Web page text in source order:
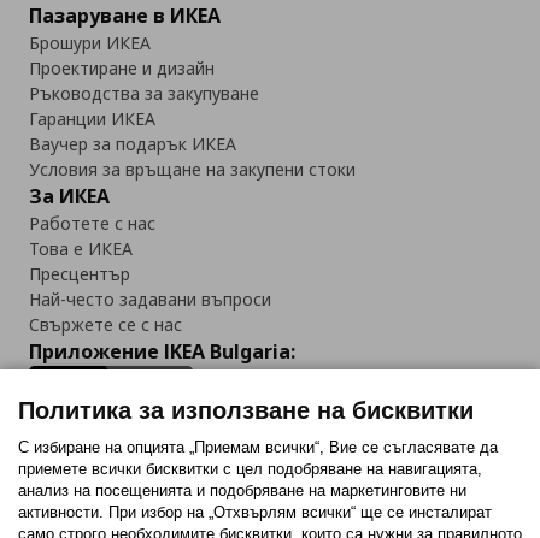
Пазаруване в ИКЕА
Брошури ИКЕА
Проектиране и дизайн
Ръководства за закупуване
Гаранции ИКЕА
Ваучер за подарък ИКЕА
Условия за връщане на закупени стоки
За ИКЕА
Работете с нас
Това е ИКЕА
Пресцентър
Най-често задавани въпроси
Свържете се с нас
Приложение IKEA Bulgaria:
Последвайте ни:
FacebookTwitterYoutubePinterestInstagram
Политика за използване на бисквитки
С избиране на опцията „Приемам всички“, Вие се съгласявате да
приемете всички бисквитки с цел подобряване на навигацията,
анализ на посещенията и подобряване на маркетинговите ни
активности. При избор на „Отхвърлям всички“ ще се инсталират
само строго необходимитe бисквитки, които са нужни за правилното